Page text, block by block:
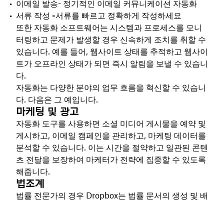
이메일 발송- 정기적인 이메일 커뮤니케이션 자동화
서류 작성 -서류를 빠르고 정확하게 작성하세요
또한 자동화 소프트웨어는 시스템과 프로세스를 모니
터링하고 문제가 발생할 경우 신속하게 조치를 취할 수
있습니다. 예를 들어, 웹사이트 상태를 추적하고 웹사이
트가 오프라인 상태가 되면 즉시 알림을 보낼 수 있습니
다.
자동화는 다양한 분야의 업무 흐름을 혁신할 수 있습니
다. 다음은 그 예입니다.
마케팅 및 광고
자동화 도구를 사용하면 소셜 미디어 게시물을 예약 및
게시하고, 이메일 캠페인을 관리하고, 마케팅 데이터를
분석할 수 있습니다. 이는 시간을 절약하고 일관된 콘텐
츠 전달을 보장하여 마케터가 전략에 집중할 수 있도록
해줍니다.
법조계
법률 전문가의 경우 Dropbox는 법률 문서의 생성 및 배